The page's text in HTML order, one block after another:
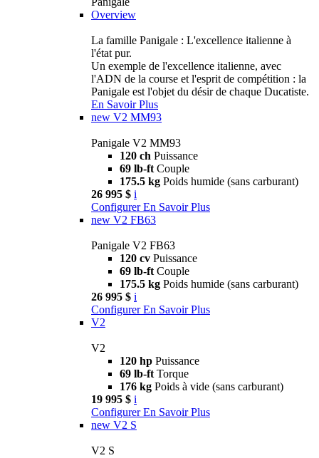
Overview
La famille Panigale : L'excellence italienne à
l'état pur.
Un exemple de l'excellence italienne, avec
l'ADN de la course et l'esprit de compétition : la
Panigale est l'objet du désir de chaque Ducatiste.
En Savoir Plus
new V2 MM93
Panigale V2 MM93
120 ch Puissance
69 lb-ft Couple
175.5 kg Poids humide (sans carburant)
26 995 $ i
Configurer En Savoir Plus
new V2 FB63
Panigale V2 FB63
120 cv Puissance
69 lb-ft Couple
175.5 kg Poids humide (sans carburant)
26 995 $ i
Configurer En Savoir Plus
V2
V2
120 hp Puissance
69 lb-ft Torque
176 kg Poids à vide (sans carburant)
19 995 $ i
Configurer En Savoir Plus
new V2 S
V2 S